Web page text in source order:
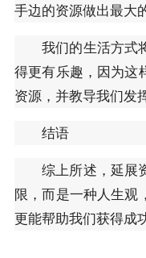
手边的资源做出最大
我们的生活方式
得更有乐趣，因为这
资源，并教导我们发
结语
综上所述，延展
限，而是一种人生观
更能帮助我们获得成